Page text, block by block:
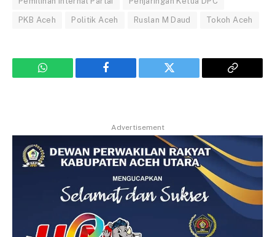
PKB Aceh Politik Aceh Ruslan M Daud Tokoh Aceh
WhatsApp Facebook Twitter
Copy
Advertisement